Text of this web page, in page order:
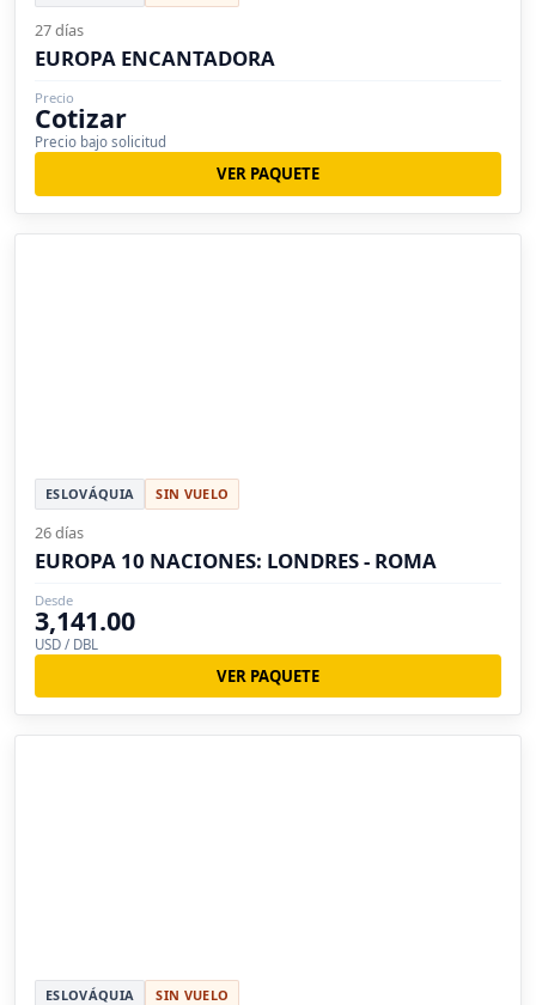
27 días
EUROPA ENCANTADORA
Precio
Cotizar
Precio bajo solicitud
VER PAQUETE
ESLOVÁQUIA SIN VUELO
26 días
EUROPA 10 NACIONES: LONDRES - ROMA
Desde
3,141.00
USD / DBL
VER PAQUETE
ESLOVÁQUIA SIN VUELO